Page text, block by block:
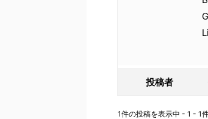
投稿者
1件の投稿を表示中 - 1 - 1